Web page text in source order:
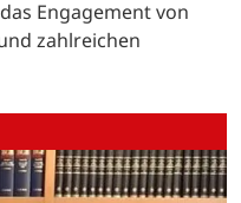
Engagement von
zahlreichen